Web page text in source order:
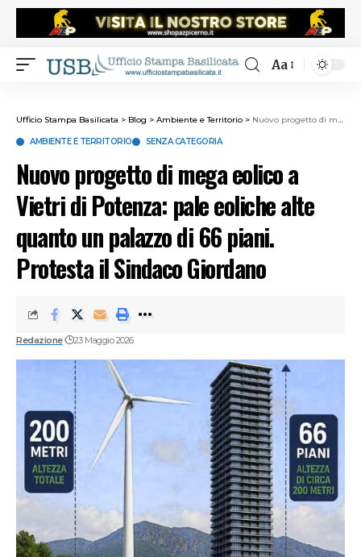
Aa
Ufficio Stampa Basilicata > Blog > Ambiente e Territorio > Nuovo progetto di mega eolico a Vietri di Potenza: pale eoliche alte quanto un palazzo di 66 piani. Protesta il Sindaco Giordano
AMBIENTE E TERRITORIO SENZA CATEGORIA
Nuovo progetto di mega eolico a
Vietri di Potenza: pale eoliche alte
quanto un palazzo di 66 piani.
Protesta il Sindaco Giordano
Redazione 23 Maggio 2026